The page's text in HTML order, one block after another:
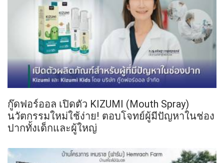
กู๊ดฟอร์ออล เปิดตัว KIZUMI (Mouth Spray)
นวัตกรรมใหม่ใช้ง่าย! ตอบโจทย์ผู้มีปัญหาในช่อง
ปากทั้งเด็กและผู้ใหญ่